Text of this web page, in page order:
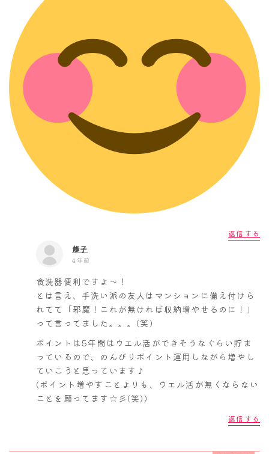
返信する
修子
4年前
食洗器便利ですよ～！
とは言え、手洗い派の友人はマンションに備え付けら
れてて「邪魔！これが無ければ収納増やせるのに！」
って言ってました。。。(笑)
ポイントは5年間はウエル活ができそうなぐらい貯ま
っているので、のんびりポイント運用しながら増やし
ていこうと思っています♪
(ポイント増やすことよりも、ウエル活が無くならない
ことを願ってます☆彡(笑))
返信する